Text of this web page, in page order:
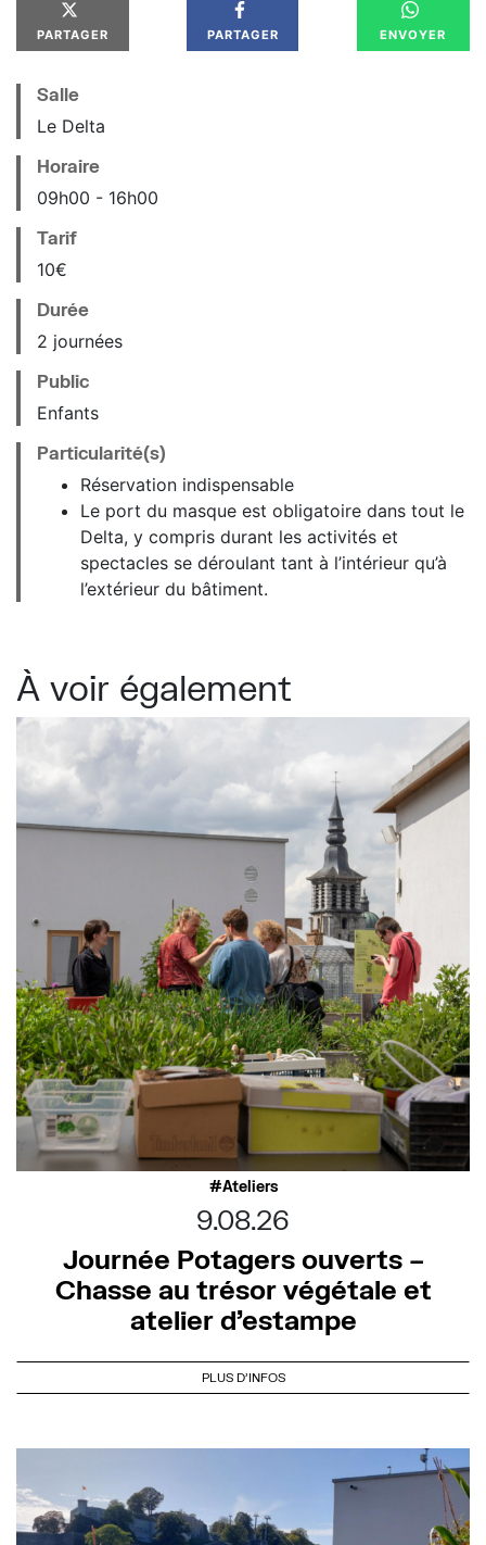
PARTAGER PARTAGER ENVOYER
Salle
Le Delta
Horaire
09h00 16h00
Tarif
10€
Durée
2 journées
Public
Enfants
Particularité(s)
Réservation indispensable
Le port du masque est obligatoire dans tout le
Delta, y compris durant les activités et
spectacles se déroulant tant à l’intérieur qu’à
l’extérieur du bâtiment.
À voir également
Ateliers
9.08.26
Journée Potagers ouverts –
Chasse au trésor végétale et
atelier d’estampe
PLUS D'INFOS